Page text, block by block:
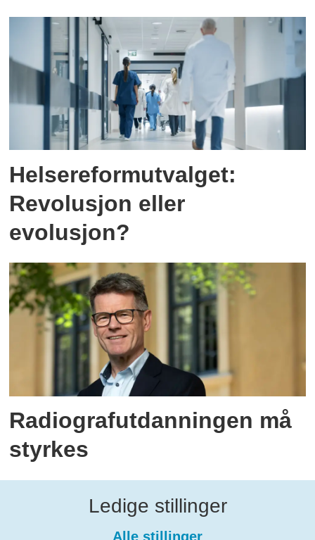
Helsereformutvalget:
Revolusjon eller
evolusjon?
Radiografutdanningen må
styrkes
Ledige stillinger
Alle stillinger